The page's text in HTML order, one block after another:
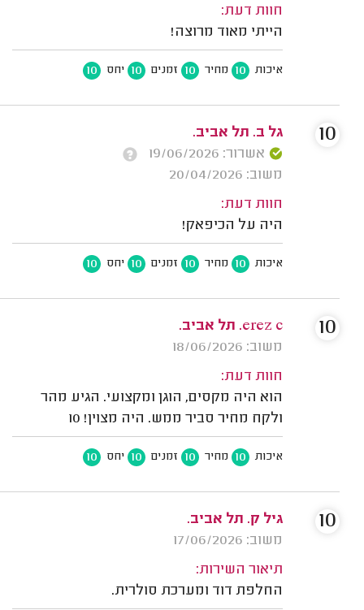
חוות דעת:
הייתי מאוד מרוצה!
איכות 10 מחיר 10 זמנים 10 יחס 10
גל ב. תל אביב.
אשרור: 19/06/2026
משוב: 20/04/2026
חוות דעת:
היה על הכיפאק!
איכות 10 מחיר 10 זמנים 10 יחס 10
10
erez c. תל אביב.
משוב: 18/06/2026
חוות דעת:
הוא היה מקסים, הוגן ומקצועי. הגיע מהר
ולקח מחיר סביר ממש. היה מצוין! 10
איכות 10 מחיר 10 זמנים 10 יחס 10
10
גיל ק. תל אביב.
משוב: 17/06/2026
תיאור השירות:
החלפת דוד ומערכת סולרית.
10